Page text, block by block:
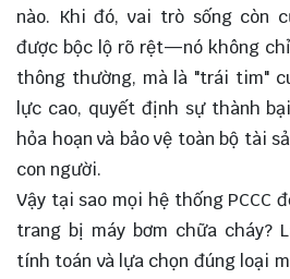
nào. Khi đó, vai trò sống còn
được bộc lộ rõ rệt—nó không
thông thường, mà là "trái tim"
lực cao, quyết định sự thành
hỏa hoạn và bảo vệ toàn bộ tài
con người.
Vậy tại sao mọi hệ thống PCCC
trang bị máy bơm chữa cháy?
tính toán và lựa chọn đúng loại